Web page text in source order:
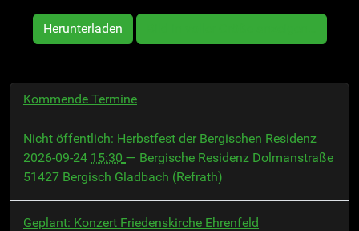
Herunterladen
Kommende Termine
Nicht öffentlich: Herbstfest der Bergischen Residenz
2026-09-24 15:30 — Bergische Residenz Dolmanstraße
51427 Bergisch Gladbach (Refrath)
Geplant: Konzert Friedenskirche Ehrenfeld